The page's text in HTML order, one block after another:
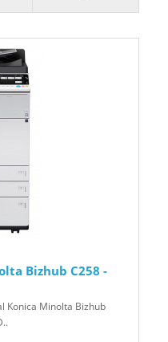
Bizhub C258 -
Konica Minolta Bizhub